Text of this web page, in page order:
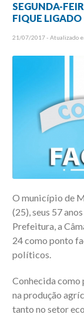
SEGUNDA-
FIQUE LIGADO
21/07/2017 - Atualizado
O município de
(25), seus 57
Prefeitura, a
24 como ponto
políticos.
Conhecida
na produção
tanto no setor